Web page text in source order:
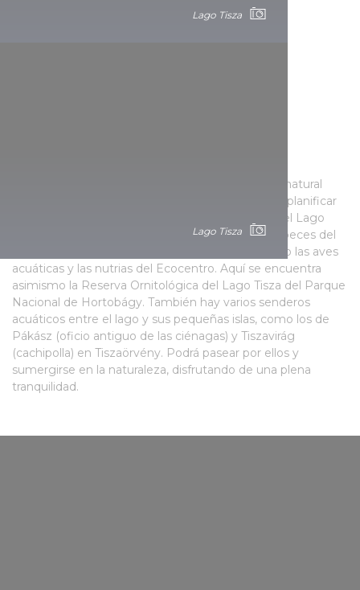
Lago Tisza
Lago Tisza
El principal atractivo del lago Tisza es su entorno natural
intacto y su diversa flora y fauna. Merece la pena planificar
una parada de un par de horas en el Ecocentro del Lago
Tisza, en Poroszló, donde podrá ver de cerca los peces del
mayor acuario de agua dulce de Europa, así como las aves
acuáticas y las nutrias del Ecocentro. Aquí se encuentra
asimismo la Reserva Ornitológica del Lago Tisza del Parque
Nacional de Hortobágy. También hay varios senderos
acuáticos entre el lago y sus pequeñas islas, como los de
Pákász (oficio antiguo de las ciénagas) y Tiszavirág
(cachipolla) en Tiszaörvény. Podrá pasear por ellos y
sumergirse en la naturaleza, disfrutando de una plena
tranquilidad.